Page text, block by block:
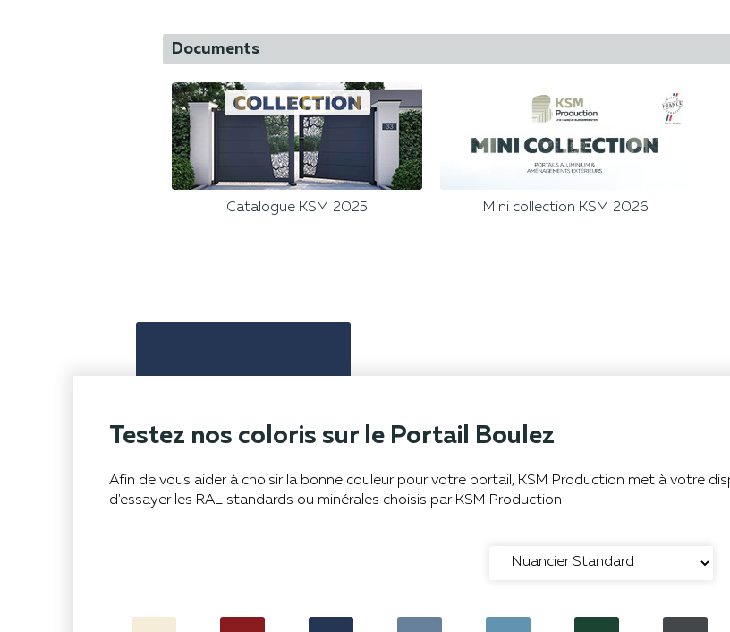
Documents
Catalogue KSM 2025 Mini collection KSM 2026
Testez nos coloris sur le Portail Boulez
Afin de vous aider à choisir la bonne couleur pour votre portail, KSM Production met à votre
d'essayer les RAL standards ou minérales choisis par KSM Production